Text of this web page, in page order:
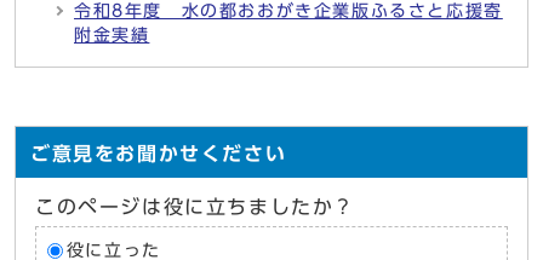
令和8年度 水の都おおがき企業版ふるさと応援寄
附金実績
ご意見をお聞かせください
このページは役に立ちましたか？
役に立った